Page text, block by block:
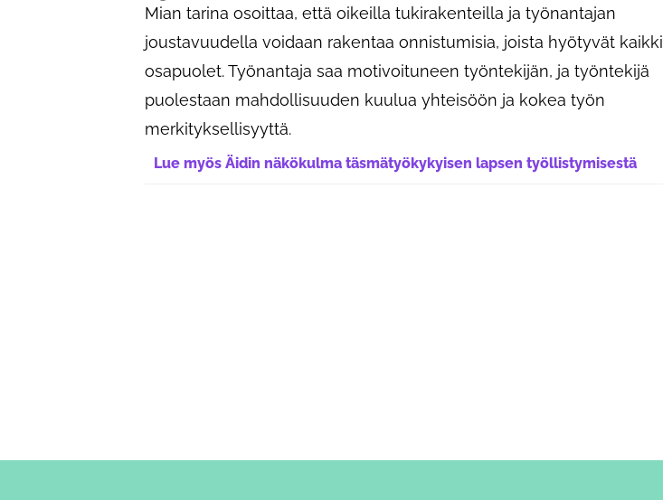
Mian tarina osoittaa, että oikeilla tukirakenteilla ja työnantajan
joustavuudella voidaan rakentaa onnistumisia, joista hyötyvät kaikki
osapuolet. Työnantaja saa motivoituneen työntekijän, ja työntekijä
puolestaan mahdollisuuden kuulua yhteisöön ja kokea työn
merkityksellisyyttä.
Lue myös Äidin näkökulma täsmätyökykyisen lapsen työllistymisestä